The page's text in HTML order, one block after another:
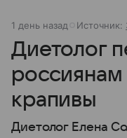
1 день назад Источник:
Диетолог
россиянам
крапивы
Диетолог Елена